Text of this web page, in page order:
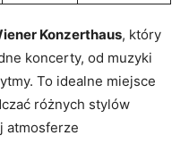
Konzerthaus, który
koncerty, od muzyki​
To idealne miejsce
różnych stylów
atmosferze